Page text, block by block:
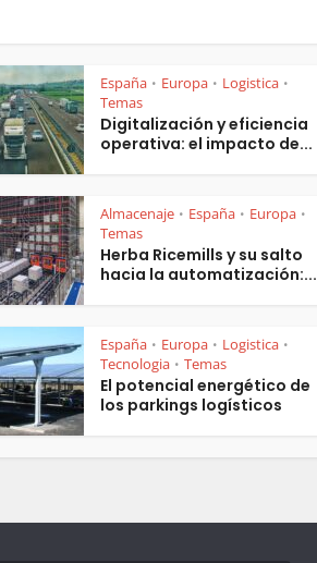
España • Europa • Logistica •
Temas
Digitalización y eficiencia
operativa: el impacto de...
Almacenaje • España • Europa •
Temas
Herba Ricemills y su salto
hacia la automatización:...
España • Europa • Logistica •
Tecnologia • Temas
El potencial energético de
los parkings logísticos